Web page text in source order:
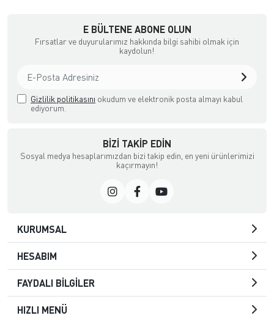
E BÜLTENE ABONE OLUN
Fırsatlar ve duyurularımız hakkında bilgi sahibi olmak için
kaydolun!
Gizlilik politikasını okudum ve elektronik posta almayı kabul
ediyorum.
BIZI TAKIP EDIN
Sosyal medya hesaplarımızdan bizi takip edin, en yeni ürünlerimizi
kaçırmayın!
KURUMSAL
HESABIM
FAYDALI BİLGİLER
HIZLI MENÜ